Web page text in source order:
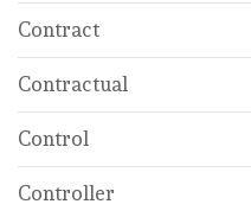
Contract
Contractual
Control
Controller